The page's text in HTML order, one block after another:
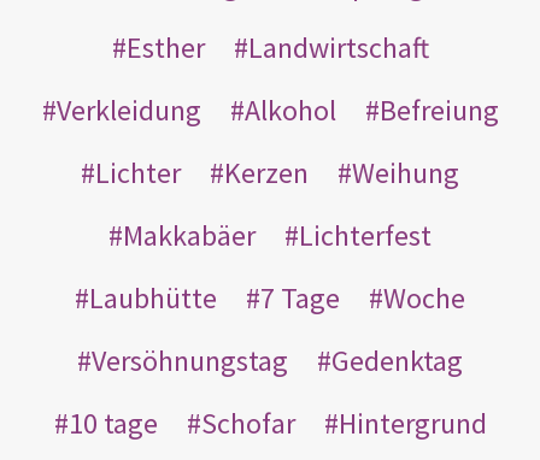
Esther
Landwirtschaft
Verkleidung
Alkohol
Befreiung
Lichter
Kerzen
Weihung
Makkabäer
Lichterfest
Laubhütte
7 Tage
Woche
Versöhnungstag
Gedenktag
10 tage
Schofar
Hintergrund